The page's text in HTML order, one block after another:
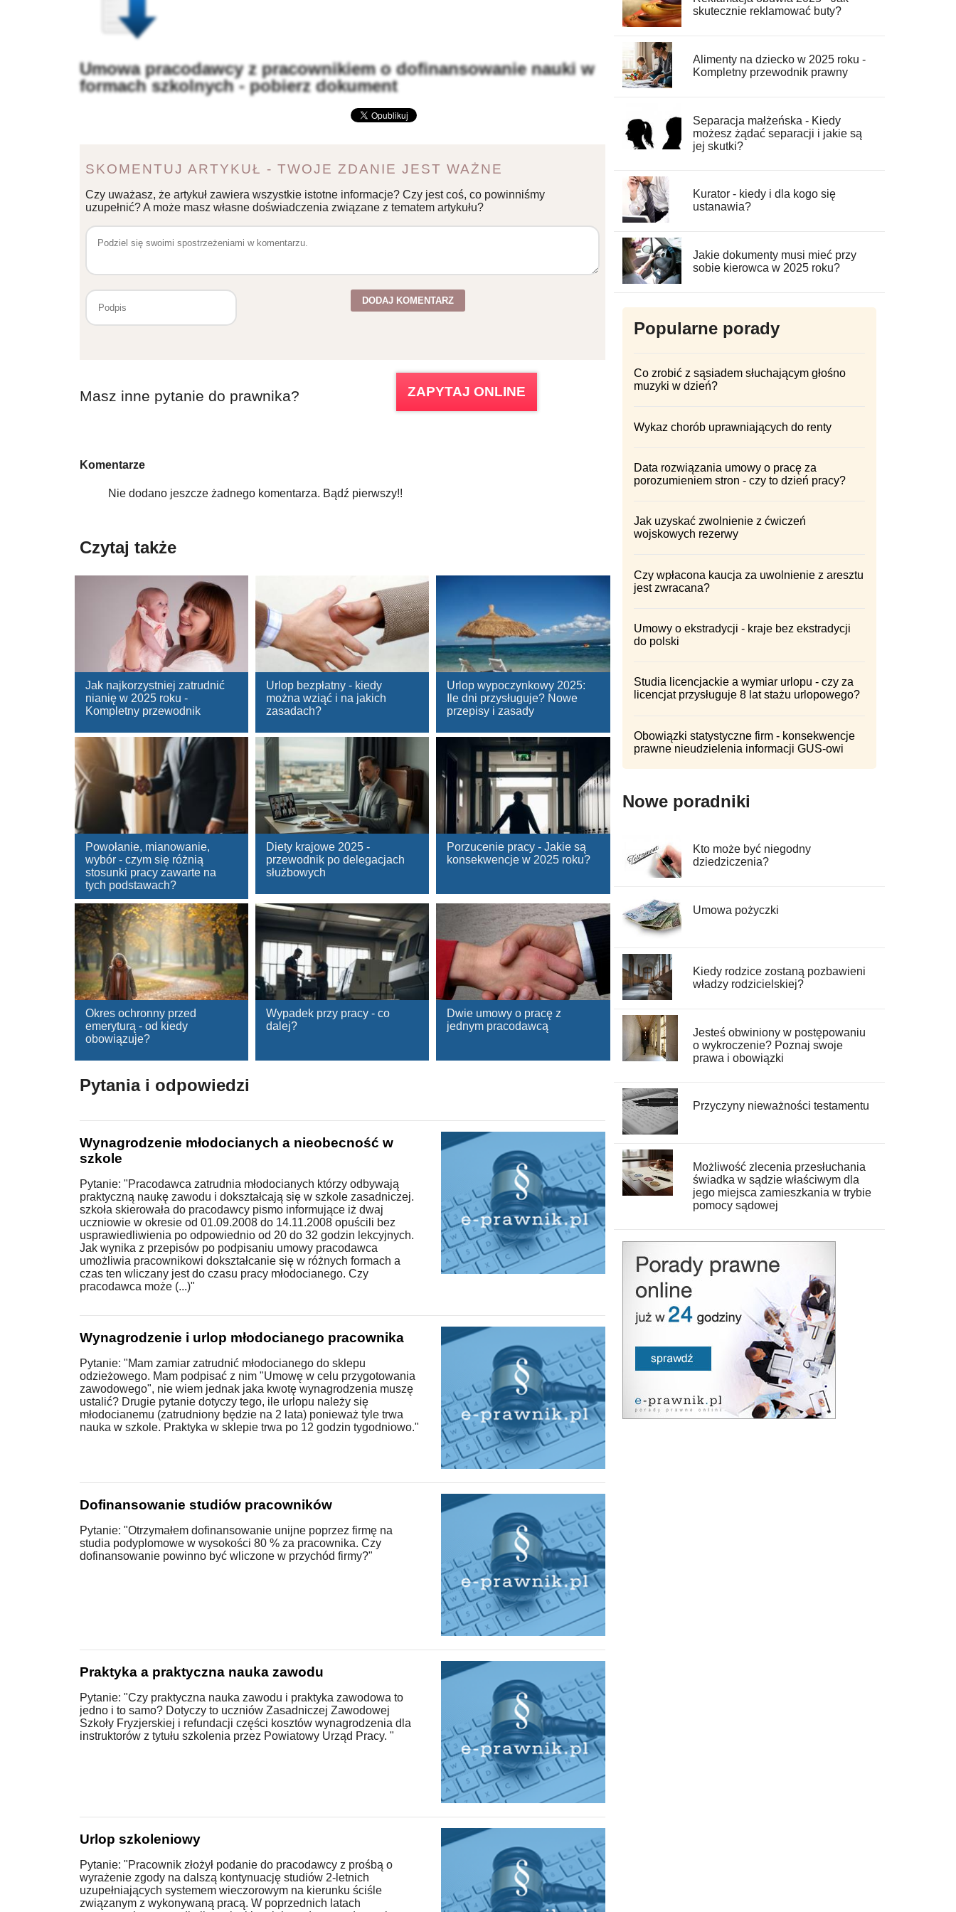
Umowa pracodawcy z pracownikiem o dofinansowanie nauki w
formach szkolnych - pobierz dokument
SKOMENTUJ ARTYKUŁ - TWOJE ZDANIE JEST WAŻNE
Czy uważasz, że artykuł zawiera wszystkie istotne informacje? Czy jest coś, co powinniśmy
uzupełnić? A może masz własne doświadczenia związane z tematem artykułu?
Masz inne pytanie do prawnika? ZAPYTAJ ONLINE
Komentarze
Nie dodano jeszcze żadnego komentarza. Bądź pierwszy!!
Czytaj także
Jak najkorzystniej zatrudnić
nianię w 2025 roku -
Kompletny przewodnik
Urlop bezpłatny - kiedy
można wziąć i na jakich
zasadach?
Urlop wypoczynkowy 2025:
Ile dni przysługuje? Nowe
przepisy i zasady
Powołanie, mianowanie,
wybór - czym się różnią
stosunki pracy zawarte na
tych podstawach?
Diety krajowe 2025 -
przewodnik po delegacjach
służbowych
Porzucenie pracy - Jakie są
konsekwencje w 2025 roku?
Okres ochronny przed
emeryturą - od kiedy
obowiązuje?
Wypadek przy pracy - co
dalej?
Dwie umowy o pracę z
jednym pracodawcą
Pytania i odpowiedzi
Wynagrodzenie młodocianych a nieobecność w
szkole
Pytanie: "Pracodawca zatrudnia młodocianych którzy odbywają
praktyczną naukę zawodu i dokształcają się w szkole zasadniczej.
szkoła skierowała do pracodawcy pismo informujące iż dwaj
uczniowie w okresie od 01.09.2008 do 14.11.2008 opuścili bez
usprawiedliwienia po odpowiednio od 20 do 32 godzin lekcyjnych.
Jak wynika z przepisów po podpisaniu umowy pracodawca
umożliwia pracownikowi dokształcanie się w różnych formach a
czas ten wliczany jest do czasu pracy młodocianego. Czy
pracodawca może (...)"
Wynagrodzenie i urlop młodocianego pracownika
Pytanie: "Mam zamiar zatrudnić młodocianego do sklepu
odzieżowego. Mam podpisać z nim "Umowę w celu przygotowania
zawodowego", nie wiem jednak jaka kwotę wynagrodzenia muszę
ustalić? Drugie pytanie dotyczy tego, ile urlopu należy się
młodocianemu (zatrudniony będzie na 2 lata) ponieważ tyle trwa
nauka w szkole. Praktyka w sklepie trwa po 12 godzin tygodniowo."
Dofinansowanie studiów pracowników
Pytanie: "Otrzymałem dofinansowanie unijne poprzez firmę na
studia podyplomowe w wysokości 80 % za pracownika. Czy
dofinansowanie powinno być wliczone w przychód firmy?"
Praktyka a praktyczna nauka zawodu
Pytanie: "Czy praktyczna nauka zawodu i praktyka zawodowa to
jedno i to samo? Dotyczy to uczniów Zasadniczej Zawodowej
Szkoły Fryzjerskiej i refundacji części kosztów wynagrodzenia dla
instruktorów z tytułu szkolenia przez Powiatowy Urząd Pracy. "
Urlop szkoleniowy
Pytanie: "Pracownik złożył podanie do pracodawcy z prośbą o
wyrażenie zgody na dalszą kontynuację studiów 2-letnich
uzupełniających systemem wieczorowym na kierunku ściśle
związanym z wykonywaną pracą. W poprzednich latach
skutecznie reklamować buty?
Alimenty na dziecko w 2025 roku -
Kompletny przewodnik prawny
Separacja małżeńska - Kiedy
możesz żądać separacji i jakie są
jej skutki?
Kurator - kiedy i dla kogo się
ustanawia?
Jakie dokumenty musi mieć przy
sobie kierowca w 2025 roku?
Popularne porady
Co zrobić z sąsiadem słuchającym głośno
muzyki w dzień?
Wykaz chorób uprawniających do renty
Data rozwiązania umowy o pracę za
porozumieniem stron - czy to dzień pracy?
Jak uzyskać zwolnienie z ćwiczeń
wojskowych rezerwy
Czy wpłacona kaucja za uwolnienie z aresztu
jest zwracana?
Umowy o ekstradycji - kraje bez ekstradycji
do polski
Studia licencjackie a wymiar urlopu - czy za
licencjat przysługuje 8 lat stażu urlopowego?
Obowiązki statystyczne firm - konsekwencje
prawne nieudzielenia informacji GUS-owi
Nowe poradniki
Kto może być niegodny
dziedziczenia?
Umowa pożyczki
Kiedy rodzice zostaną pozbawieni
władzy rodzicielskiej?
Jesteś obwiniony w postępowaniu
o wykroczenie? Poznaj swoje
prawa i obowiązki
Przyczyny nieważności testamentu
Możliwość zlecenia przesłuchania
świadka w sądzie właściwym dla
jego miejsca zamieszkania w trybie
pomocy sądowej